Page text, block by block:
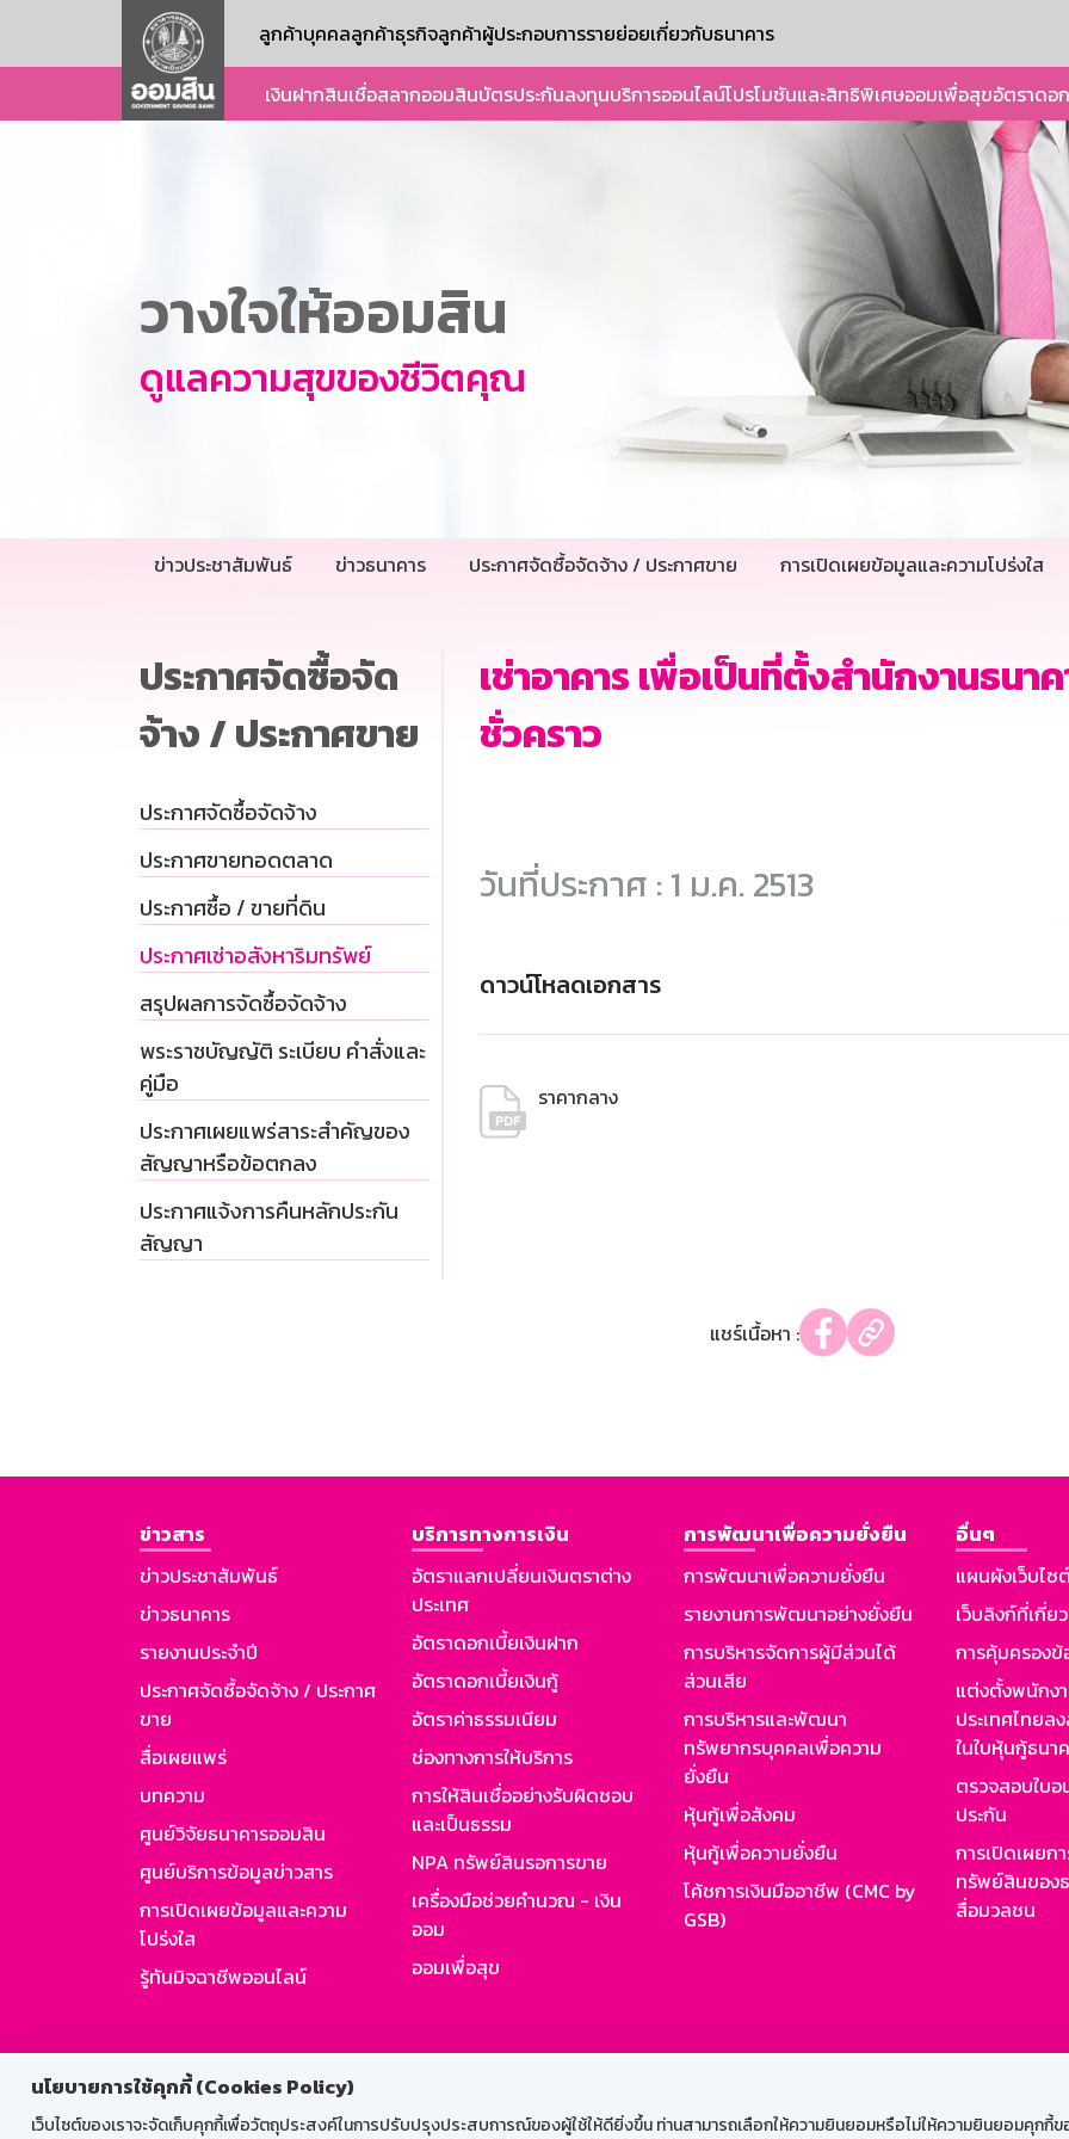
นโยบายการใช้คุกกี้ (Cookies Policy)
เว็บไซต์ของเราจะจัดเก็บคุกกี้เพื่อวัตถุประสงค์ในการปรับปรุงประสบการณ์ของผู้ใช้ให้ดียิ่งขึ้น ท่านสามารถเลือกให้ความยินยอมหรือไม่ให้ความยินยอมคุกกี้ข
ลูกค้าบุคคลลูกค้าธุรกิจลูกค้าผู้ประกอบการรายย่อยเกี่ยวกับธนาคาร
เงินฝากสินเชื่อสลากออมสินบัตรประกันลงทุนบริการออนไลน์โปรโมชันและสิทธิพิเศษออมเพื่อสุขอัตราดอ
วางใจให้ออมสิน
ดูแลความสุขของชีวิตคุณ
ข่าวประชาสัมพันธ์ ข่าวธนาคาร ประกาศจัดซื้อจัดจ้าง / ประกาศขาย การเปิดเผยข้อมูลและความโปร่งใส
ประกาศจัดซื้อจัด
จ้าง / ประกาศขาย
ประกาศจัดซื้อจัดจ้าง
ประกาศขายทอดตลาด
ประกาศซื้อ / ขายที่ดิน
ประกาศเช่าอสังหาริมทรัพย์
สรุปผลการจัดซื้อจัดจ้าง
พระราชบัญญัติ ระเบียบ คำสั่งและ
คู่มือ
ประกาศเผยแพร่สาระสำคัญของ
สัญญาหรือข้อตกลง
ประกาศแจ้งการคืนหลักประกัน
สัญญา
เช่าอาคาร เพื่อเป็นที่ตั้งสำนักงานธน
ชั่วคราว
วันที่ประกาศ : 1 ม.ค. 2513
ดาวน์โหลดเอกสาร
ราคากลาง
แชร์เนื้อหา :
ข่าวสาร
ข่าวประชาสัมพันธ์
ข่าวธนาคาร
รายงานประจำปี
ประกาศจัดซื้อจัดจ้าง / ประกาศ
ขาย
สื่อเผยแพร่
บทความ
ศูนย์วิจัยธนาคารออมสิน
ศูนย์บริการข้อมูลข่าวสาร
การเปิดเผยข้อมูลและความ
โปร่งใส
รู้ทันมิจฉาชีพออนไลน์
บริการทางการเงิน
อัตราแลกเปลี่ยนเงินตราต่าง
ประเทศ
อัตราดอกเบี้ยเงินฝาก
อัตราดอกเบี้ยเงินกู้
อัตราค่าธรรมเนียม
ช่องทางการให้บริการ
การให้สินเชื่ออย่างรับผิดชอบ
และเป็นธรรม
NPA ทรัพย์สินรอการขาย
เครื่องมือช่วยคำนวณ - เงิน
ออม
ออมเพื่อสุข
การพัฒนาเพื่อความยั่งยืน
การพัฒนาเพื่อความยั่งยืน
รายงานการพัฒนาอย่างยั่งยืน
การบริหารจัดการผู้มีส่วนได้
ส่วนเสีย
การบริหารและพัฒนา
ทรัพยากรบุคคลเพื่อความ
ยั่งยืน
หุ้นกู้เพื่อสังคม
หุ้นกู้เพื่อความยั่งยืน
โค้ชการเงินมืออาชีพ (CMC by
GSB)
อื่นๆ
แผนผังเว็บไซ
เว็บลิงก์ที่เกี่ย
การคุ้มครอง
แต่งตั้งพนักง
ประเทศไทยล
ในใบหุ้นกู้ธนา
ตรวจสอบใบ
ประกัน
การเปิดเผยก
ทรัพย์สินของ
สื่อมวลชน